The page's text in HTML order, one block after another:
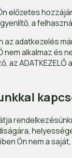
előzetes
a
adatkezelés
nem alkalmaz
az
Ön nem a